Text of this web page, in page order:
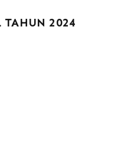
TAHUN 2024